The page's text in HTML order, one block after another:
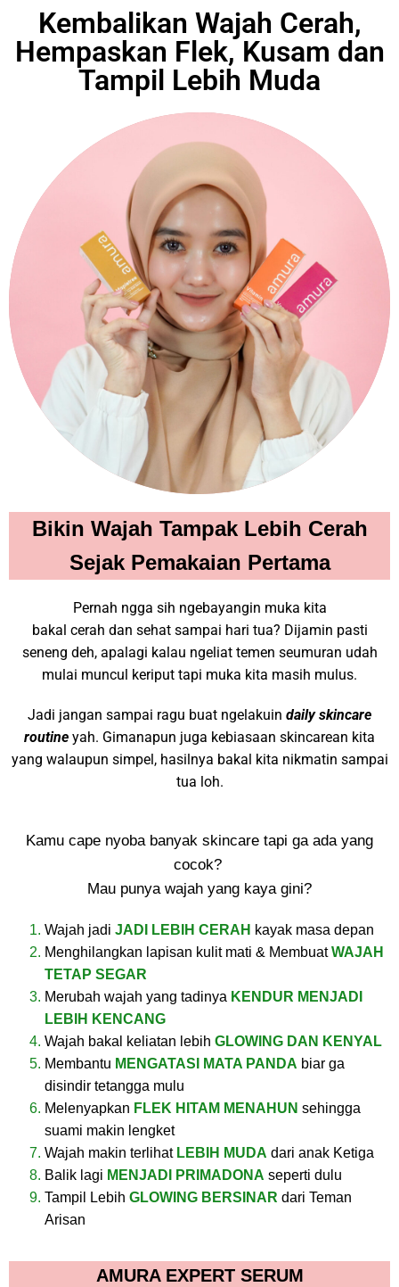
Kembalikan Wajah Cerah,
Hempaskan Flek, Kusam dan
Tampil Lebih Muda​
Bikin Wajah Tampak Lebih Cerah
Sejak Pemakaian Pertama
Pernah ngga sih ngebayangin muka kita
bakal cerah dan sehat sampai hari tua? Dijamin pasti
seneng deh, apalagi kalau ngeliat temen seumuran udah
mulai muncul keriput tapi muka kita masih mulus.
Jadi jangan sampai ragu buat ngelakuin daily skincare
routine yah. Gimanapun juga kebiasaan skincarean kita
yang walaupun simpel, hasilnya bakal kita nikmatin sampai
tua loh.
Kamu cape nyoba banyak skincare tapi ga ada yang
cocok?
Mau punya wajah yang kaya gini?
Wajah jadi JADI LEBIH CERAH kayak masa depan
Menghilangkan lapisan kulit mati & MembuatWAJAH
TETAP SEGAR
Merubah wajah yang tadinya KENDUR MENJADI
LEBIH KENCANG
Wajah bakal keliatan lebih GLOWING DAN KENYAL
Membantu MENGATASI MATA PANDA biar ga
disindir tetangga mulu
Melenyapkan FLEK HITAM MENAHUN sehingga
suami makin lengket
Wajah makin terlihat LEBIH MUDA dari anak Ketiga
Balik lagi MENJADI PRIMADONA seperti dulu
Tampil Lebih GLOWING BERSINAR dari Teman
Arisan
AMURA EXPERT SERUM